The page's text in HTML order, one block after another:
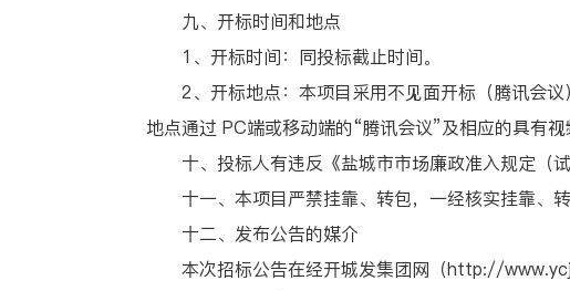
九、开标时间和地点
1、开标时间：同投标截止时间。
2、开标地点：本项目采用不见面开标（腾讯会议
地点通过 PC端或移动端的“腾讯会议”及相应的具有
十、投标人有违反《盐城市市场廉政准入规定（试
十一、本项目严禁挂靠、转包，一经核实挂靠、转
十二、发布公告的媒介
本次招标公告在经开城发集团网（http://